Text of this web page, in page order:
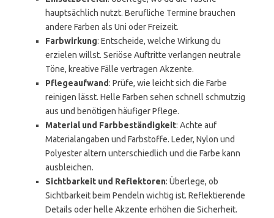
hauptsächlich nutzt. Berufliche Termine brauchen
andere Farben als Uni oder Freizeit.
Farbwirkung: Entscheide, welche Wirkung du
erzielen willst. Seriöse Auftritte verlangen neutrale
Töne, kreative Fälle vertragen Akzente.
Pflegeaufwand: Prüfe, wie leicht sich die Farbe
reinigen lässt. Helle Farben sehen schnell schmutzig
aus und benötigen häufiger Pflege.
Material und Farbbeständigkeit: Achte auf
Materialangaben und Farbstoffe. Leder, Nylon und
Polyester altern unterschiedlich und die Farbe kann
ausbleichen.
Sichtbarkeit und Reflektoren: Überlege, ob
Sichtbarkeit beim Pendeln wichtig ist. Reflektierende
Details oder helle Akzente erhöhen die Sicherheit.